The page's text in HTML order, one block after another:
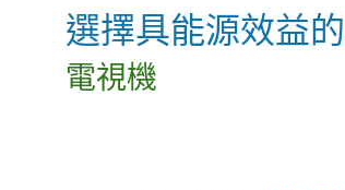
選擇具能源效益
電視機